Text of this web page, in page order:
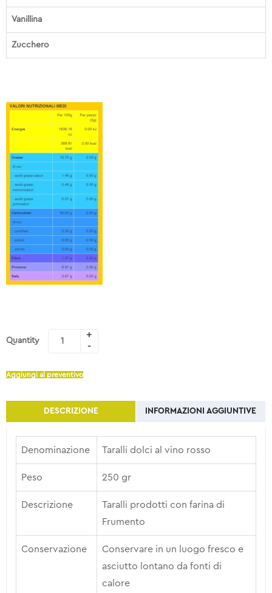
Vanillina
Zucchero
Quantity
Aggiungi al preventivo
DESCRIZIONE INFORMAZIONI AGGIUNTIVE
Denominazione Taralli dolci al vino rosso
Peso 250 gr
Descrizione
Taralli prodotti con farina di
Frumento
Conservazione
Conservare in un luogo fresco e
asciutto lontano da fonti di
calore